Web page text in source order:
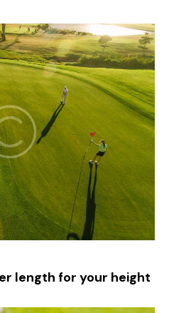
length for your height